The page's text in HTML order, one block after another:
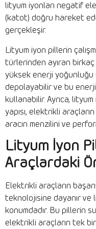
lityum iyonları negatif
(katot) doğru hareket
gerçekleşir.
Lityum iyon pillerin
türlerinden ayıran
yüksek enerji
depolayabilir ve bu
kullanabilir. Ayrıca,
yapısı, elektrikli araçların
aracın menzilini ve
Lityum İyon
Araçlardaki
Elektrikli araçların
teknolojisine dayanır
konumdadır. Bu pillerin
elektrikli araçların tek